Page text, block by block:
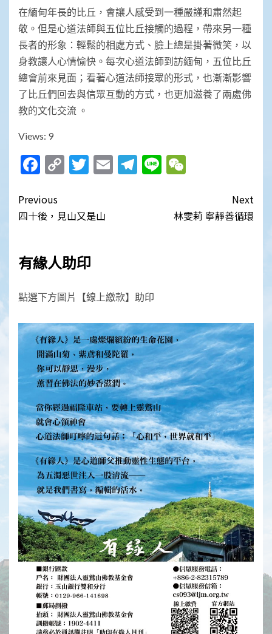
在緬甸年長的比丘，會讓人感受到一種嚴謹和肅然起
敬。但是心道法師與五位比丘接觸的過程，帶來另一種
長者的形象：輕鬆的相處方式、臉上總是掛著微笑，以
身教讓人心情愉快。每次心道法師到訪緬甸，五位比丘
總會前來見面；看著心道法師接眾的形式，也漸漸影響
了比丘們回去與信眾互動的方式，也更加滋養了兩處佛
教的文化交流 。
Views: 9
Facebook
CopyTwitter
EmailTelegram
Line
Post
navigation
Previous
四十後，見山又是山
Next
林雯莉 寧靜善循環
有緣人助印
點選下方圖片【線上繳款】助印